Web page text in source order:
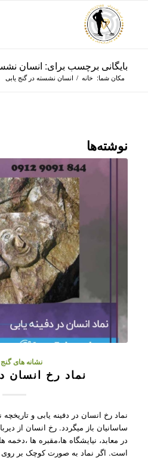
بایگانی برچسب برای: انسان
مکان شما: خانه / انسان نشسته در گنج یابی
نوشته‌ها
نشانه های گنج
نماد رخ انسان
نماد رخ انسان در دفینه یابی و
ساسانیان باز میگردد. رخ انسان از
در معابد، نیایشگاه ها،مقبره ها ،دخمه
است. اگر نماد به صورت کوچک بر روی